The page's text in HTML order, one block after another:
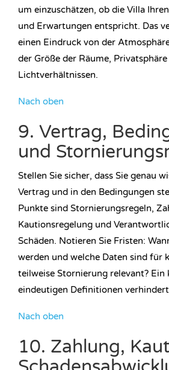
um einzuschätzen, ob die Villa
und Erwartungen entspricht. Das
einen Eindruck von der
der Größe der Räume,
Lichtverhältnissen.
Nach oben
9. Vertrag,
und
Stellen Sie sicher, dass Sie genau
Vertrag und in den Bedingungen
Punkte sind Stornierungsregeln,
Kautionsregelung und
Schäden. Notieren Sie Fristen:
werden und welche Daten sind für
teilweise Stornierung relevant?
eindeutigen Definitionen
Nach oben
10. Zahlung,